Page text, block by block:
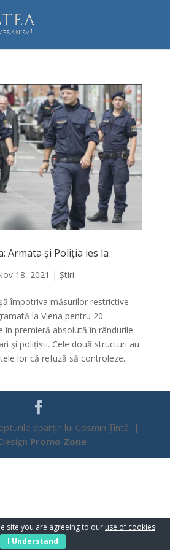
Armata și Poliția ies la
18, 2021 | Știri
împotriva măsurilor restrictive
la Viena pentru 20
în premieră absolută în rândurile
și polițiști. Cele două structuri au
lor că refuză să controleze...
aparțin lui Cosmin Țîntă |
Promo Zone
site you are agreeing to our use of cookies.
I Understand